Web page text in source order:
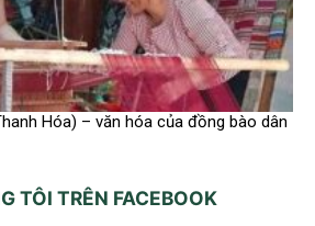
Hóa) – văn hóa của đồng bào dân
TÔI TRÊN FACEBOOK